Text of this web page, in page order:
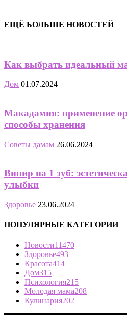
ЕЩЁ БОЛЬШЕ НОВОСТЕЙ
Как выбрать идеальный
Дом 01.07.2024
Макадамия: применение
способы хранения
Советы дамам 26.06.2024
Винир на 1 зуб:
улыбки
Здоровье 23.06.2024
ПОПУЛЯРНЫЕ КАТЕГОРИИ
Новости11470
Здоровье493
Красота414
Дом315
Психология215
Молодая мама208
Кулинария202